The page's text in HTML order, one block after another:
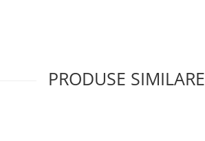
PRODUSE SIMILARE